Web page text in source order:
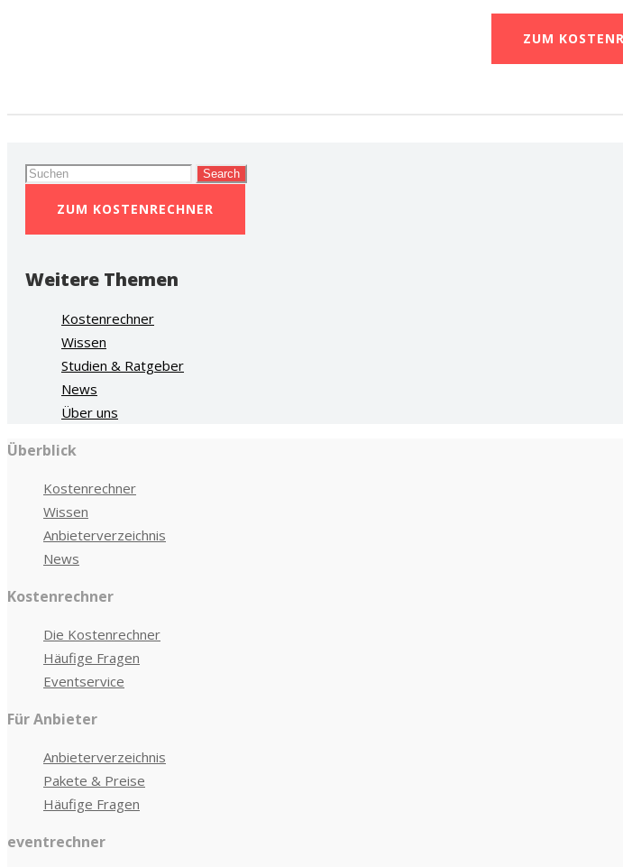
ZUM
Search
ZUM KOSTENRECHNER
Weitere Themen
Kostenrechner
Wissen
Studien & Ratgeber
News
Über uns
Überblick
Kostenrechner
Wissen
Anbieterverzeichnis
News
Kostenrechner
Die Kostenrechner
Häufige Fragen
Eventservice
Für Anbieter
Anbieterverzeichnis
Pakete & Preise
Häufige Fragen
eventrechner